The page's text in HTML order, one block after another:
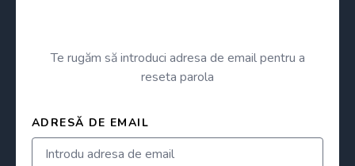
Te rugăm să introduci adresa de email pentru a
reseta parola
ADRESĂ DE EMAIL